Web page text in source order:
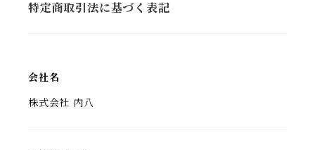
特定商取引法に基づく表記
会社名
株式会社 内八